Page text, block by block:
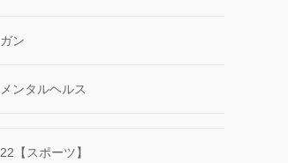
ガン
メンタルヘルス
22【スポーツ】